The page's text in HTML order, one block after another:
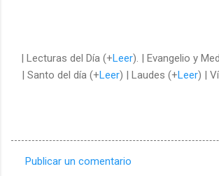
| Lecturas del Día (+Leer). | Evangelio y
| Santo del día (+Leer) | Laudes (+Leer) |
Publicar un comentario